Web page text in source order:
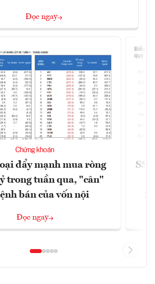
Đọc ngay
Chứng khoán
đẩy mạnh mua ròng
trong tuần qua, "cân"
bán của vốn nội
Đọc ngay
SSI